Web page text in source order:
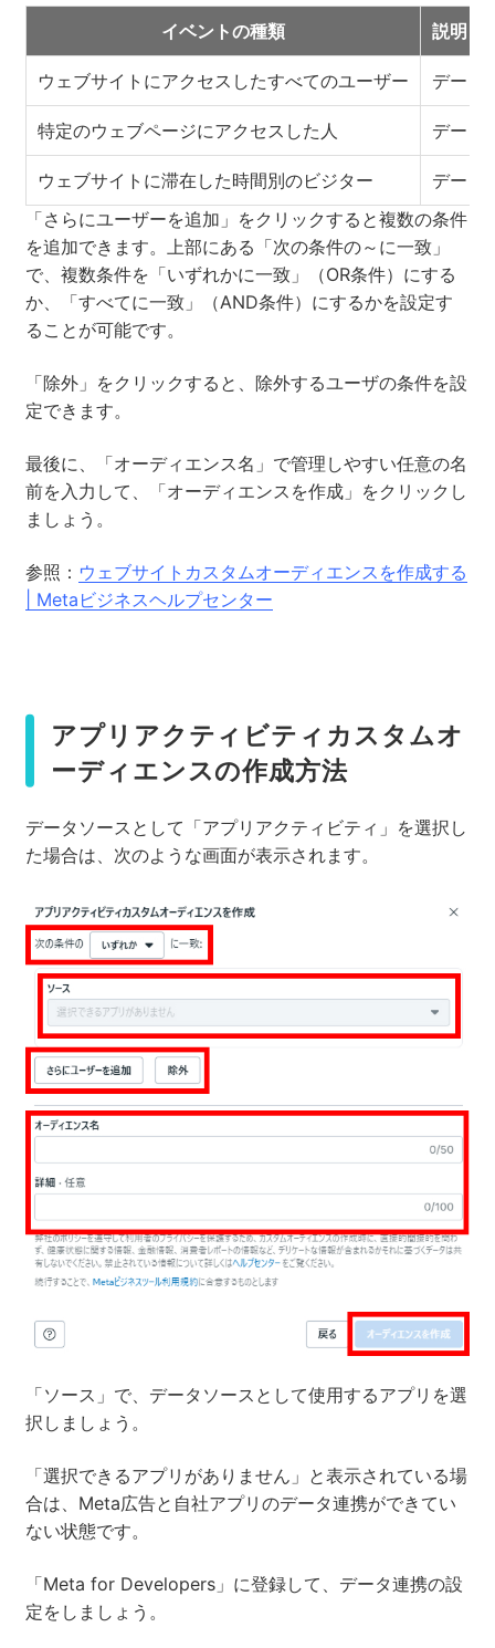
イベントの種類 説明
ウェブサイトにアクセスしたすべてのユーザー データ
特定のウェブページにアクセスした人 データ
ウェブサイトに滞在した時間別のビジター
データ
「さらにユーザーを追加」をクリックすると複数の条件
を追加できます。上部にある「次の条件の～に一致」
で、複数条件を「いずれかに一致」（OR条件）にする
か、「すべてに一致」（AND条件）にするかを設定す
ることが可能です。
「除外」をクリックすると、除外するユーザの条件を設
定できます。
最後に、「オーディエンス名」で管理しやすい任意の名
前を入力して、「オーディエンスを作成」をクリックし
ましょう。
参照： ウェブサイトカスタムオーディエンスを作成する
| Metaビジネスヘルプセンター
アプリアクティビティカスタムオ
ーディエンスの作成方法
データソースとして「アプリアクティビティ」を選択し
た場合は、次のような画面が表示されます。
「ソース」で、データソースとして使用するアプリを選
択しましょう。
「選択できるアプリがありません」と表示されている場
合は、Meta広告と自社アプリのデータ連携ができてい
ない状態です。
「Meta for Developers」に登録して、データ連携の設
定をしましょう。